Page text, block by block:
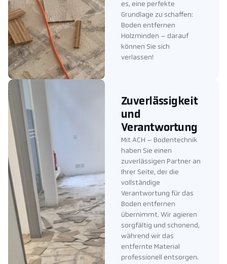
es, eine perfekte
Grundlage zu schaffen:
Boden entfernen
Holzminden – darauf
können Sie sich
verlassen!
Zuverlässigkeit
und
Verantwortung
Mit ACH – Bodentechnik
haben Sie einen
zuverlässigen Partner an
Ihrer Seite, der die
vollständige
Verantwortung für das
Boden entfernen
übernimmt. Wir agieren
sorgfältig und schonend,
während wir das
entfernte Material
professionell entsorgen.